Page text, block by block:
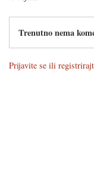
Trenutno nema
Prijavite se ili